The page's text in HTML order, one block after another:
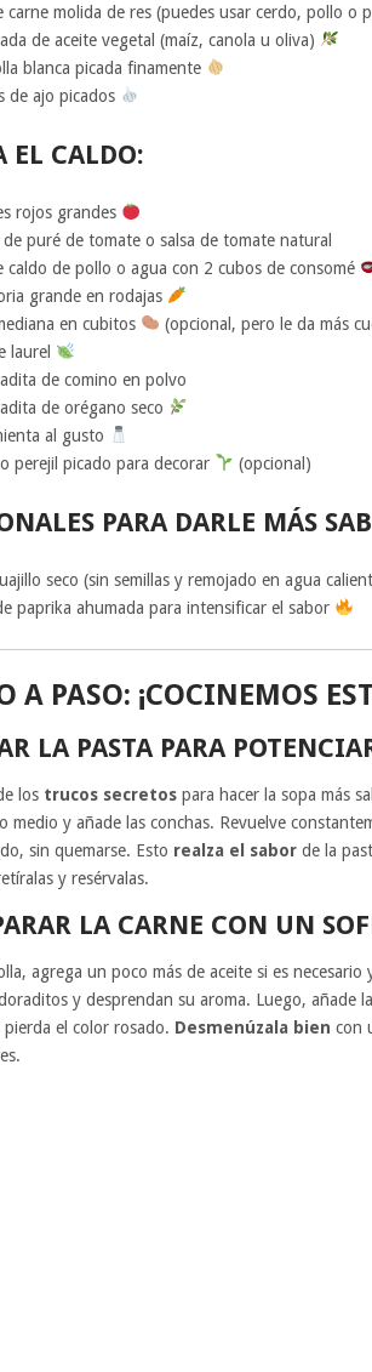
carne molida de res (puedes usar cerdo, pollo o
de aceite vegetal (maíz, canola u oliva)
blanca picada finamente
de ajo picados
EL CALDO:
rojos grandes
puré de tomate o salsa de tomate natural
caldo de pollo o agua con 2 cubos de consomé
grande en rodajas
en cubitos
(opcional, pero le da más
laurel
de comino en polvo
de orégano seco
al gusto
perejil picado para decorar
(opcional)
PARA DARLE MÁS
seco (sin semillas y remojado en agua
paprika ahumada para intensificar el sabor
A PASO: ¡COCINEMOS
LA PASTA PARA
los trucos secretos para hacer la sopa más
medio y añade las conchas. Revuelve
sin quemarse. Esto realza el sabor de la
y resérvalas.
LA CARNE CON UN
agrega un poco más de aceite si es
y desprendan su aroma. Luego, añade
pierda el color rosado. Desmenúzala bien con